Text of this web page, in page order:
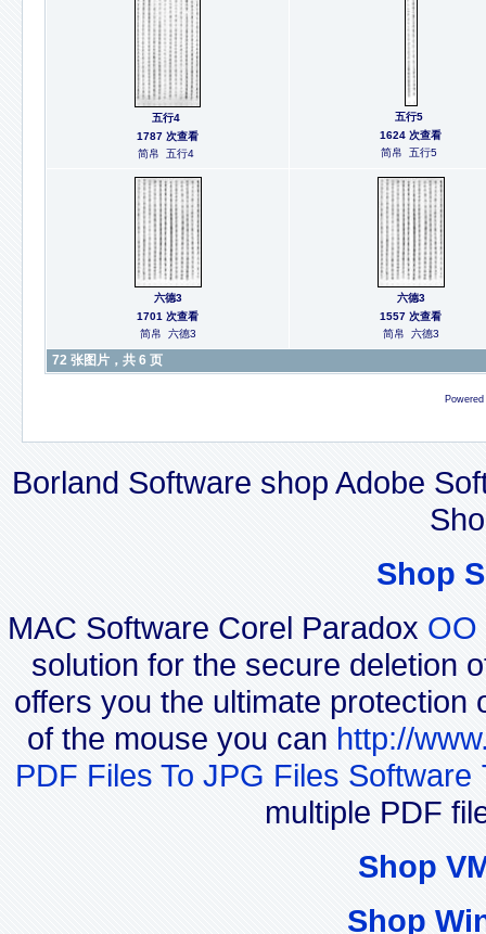
五行4
1787 次查看
简帛 五行4
五行5
1624 次查看
简帛 五行5
六德3
1701 次查看
简帛 六德3
六德3
1557 次查看
简帛 六德3
72 张图片，共 6 页
Borland Software shop Adobe
Shop
MAC Software Corel Paradox OO
solution for the secure deletion
offers you the ultimate
of the mouse you can http://
PDF Files To JPG Files Software
multiple PDF
Shop
Shop